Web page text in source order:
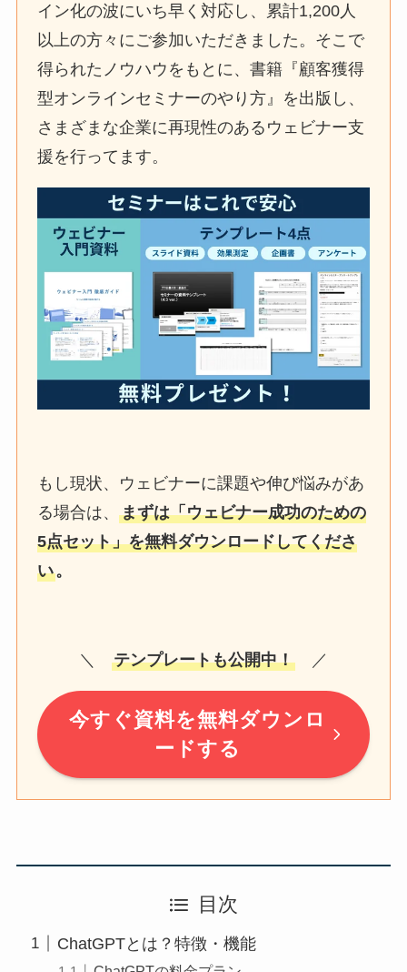
イン化の波にいち早く対応し、累計1,200人
以上の方々にご参加いただきました。そこで
得られたノウハウをもとに、書籍『顧客獲得
型オンラインセミナーのやり方』を出版し、
さまざまな企業に再現性のあるウェビナー支
援を行ってます。
もし現状、ウェビナーに課題や伸び悩みがあ
る場合は、まずは「ウェビナー成功のための
5点セット」を無料ダウンロードしてくださ
い。
＼ テンプレートも公開中！ ／
今すぐ資料を無料ダウンロ
ードする
目次
ChatGPTとは？特徴・機能